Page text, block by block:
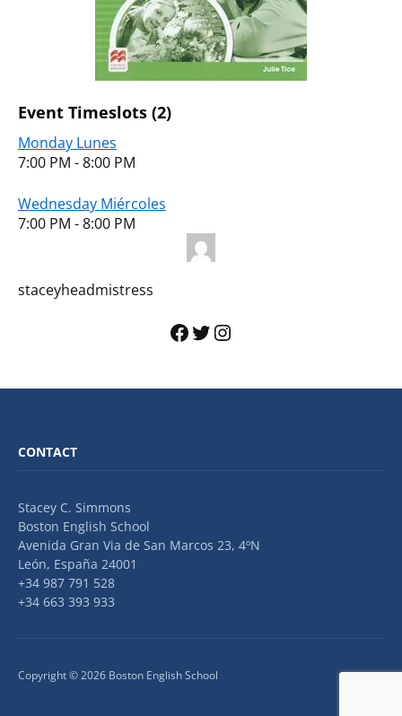
Event Timeslots (2)
Monday Lunes
7:00 PM -8:00 PM
Wednesday Miércoles
7:00 PM -8:00 PM
staceyheadmistress
CONTACT
Stacey C. Simmons
Boston English School
Avenida Gran Via de San Marcos 23, 4ºN
León, España 24001
+34 987 791 528
+34 663 393 933
Copyright © 2026 Boston English School